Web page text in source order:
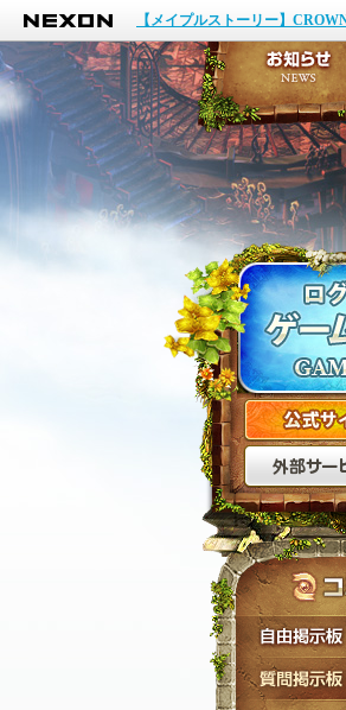
NEXON
【メイプルストーリー】